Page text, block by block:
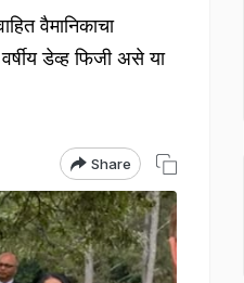
वैमानिकाचा
डेव्ह फिजी असे या
Share